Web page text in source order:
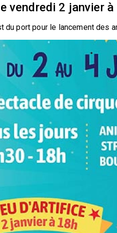
vendredi 2 janvier à
du port pour le lancement des